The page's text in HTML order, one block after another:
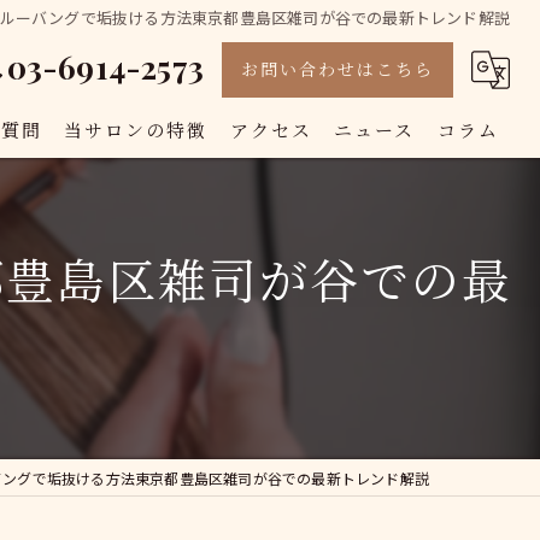
ーバングで垢抜ける方法東京都豊島区雑司が谷での最新トレンド解説
03-6914-2573 お問い合わせはこちら
問 当サロンの特徴
カラー
白髪染め
トリートメント
縮毛矯正
アクセス ニュース コラム
島区雑司が谷での最
グで垢抜ける方法東京都豊島区雑司が谷での最新トレンド解説